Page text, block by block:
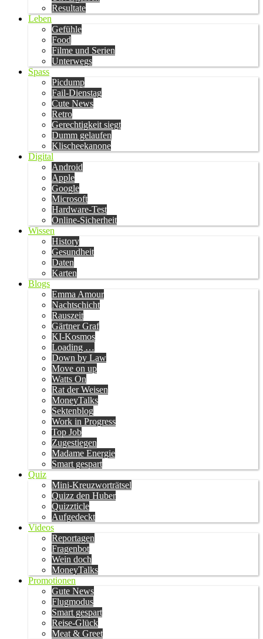
Resultate
Leben
Gefühle
Food
Filme und Serien
Unterwegs
Spass
Picdump
Fail-Dienstag
Cute News
Retro
Gerechtigkeit siegt
Dumm gelaufen
Klischeekanone
Digital
Android
Apple
Google
Microsoft
Hardware-Test
Online-Sicherheit
Wissen
History
Gesundheit
Daten
Karten
Blogs
Emma Amour
Nachtschicht
Rauszeit
Gärtner Graf
KI-Kosmos
Loading …
Down by Law
Move on up
Watts On
Rat der Weisen
MoneyTalks
Sektenblog
Work in Progress
Top Job
Zugestiegen
Madame Energie
Smart gespart
Quiz
Mini-Kreuzworträtsel
Quizz den Huber
Quizzticle
Aufgedeckt
Videos
Reportagen
Fragenbot
Wein doch
MoneyTalks
Promotionen
Gute News
Flugmodus
Smart gespart
Reise-Glück
Meat & Greet